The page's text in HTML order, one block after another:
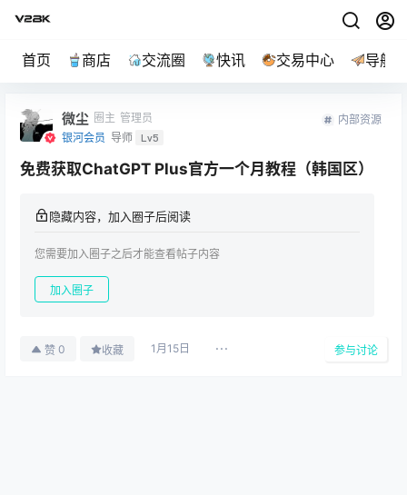
首页 商店 交流圈 快讯 交易中心 导航
微尘 圈主 管理员
银河会员 导师 Lv5
内部资源
免费获取ChatGPT Plus官方一个月教程（韩国区）
隐藏内容，加入圈子后阅读
您需要加入圈子之后才能查看帖子内容
加入圈子
赞 0 收藏 1月15日 参与讨论